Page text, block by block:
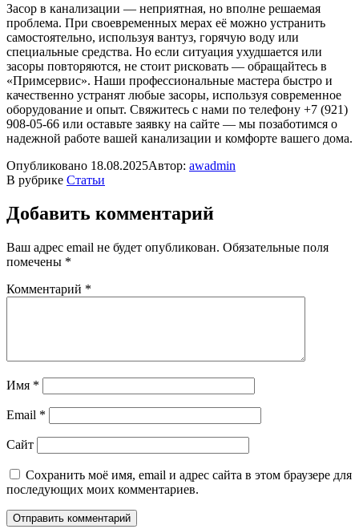
Засор в канализации — неприятная, но вполне решаемая
проблема. При своевременных мерах её можно устранить
самостоятельно, используя вантуз, горячую воду или
специальные средства. Но если ситуация ухудшается или
засоры повторяются, не стоит рисковать — обращайтесь в
«Примсервис». Наши профессиональные мастера быстро и
качественно устранят любые засоры, используя современное
оборудование и опыт. Свяжитесь с нами по телефону +7 (921)
908-05-66 или оставьте заявку на сайте — мы позаботимся о
надежной работе вашей канализации и комфорте вашего дома.
Опубликовано 18.08.2025Автор: awadmin
В рубрике Статьи
Добавить комментарий
Ваш адрес email не будет опубликован. Обязательные поля
помечены *
Комментарий *
Имя *
Email *
Сайт
Сохранить моё имя, email и адрес сайта в этом браузере для
последующих моих комментариев.